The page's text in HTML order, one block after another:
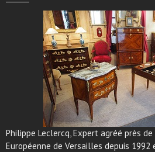
Philippe Leclercq, Expert agréé près de
Européenne de Versailles depuis 1992